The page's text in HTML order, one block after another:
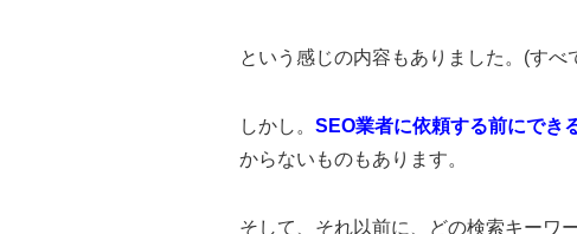
という感じの内容もありました。(すべ
しかし。 SEO業者に依頼する前にでき
からないものもあります。
そして、それ以前に、どの検索キーワ